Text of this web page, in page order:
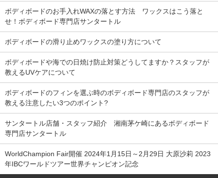
ボディボードのお手入れWAXの落とす方法 ワックスはこう落と
せ！ボディボード専門店サンタートル
ボディボードの滑り止めワックスの塗り方について
ボディボードや海での日焼け防止対策どうしてますか？スタッフが
教えるUVケアについて
ボディボードのフィンを選ぶ時のボディボード専門店のスタッフが
教える注意したい3つのポイント?
サンタートル店舗・スタッフ紹介 湘南茅ケ崎にあるボディボード
専門店サンタートル
WorldChampion Fair開催 2024年1月15日～2月29日 大原沙莉 2023
年IBCワールドツアー世界チャンピオン記念